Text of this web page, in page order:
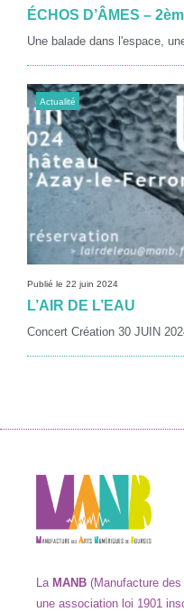
ÉCHOS D’ÂMES –
Une balade dans l'espace,
Actualité
Publié le 22 juin 2024
L’AIR DE L’EAU
Concert Création 30 JUIN
La MANB (Manufacture
une association loi 1901